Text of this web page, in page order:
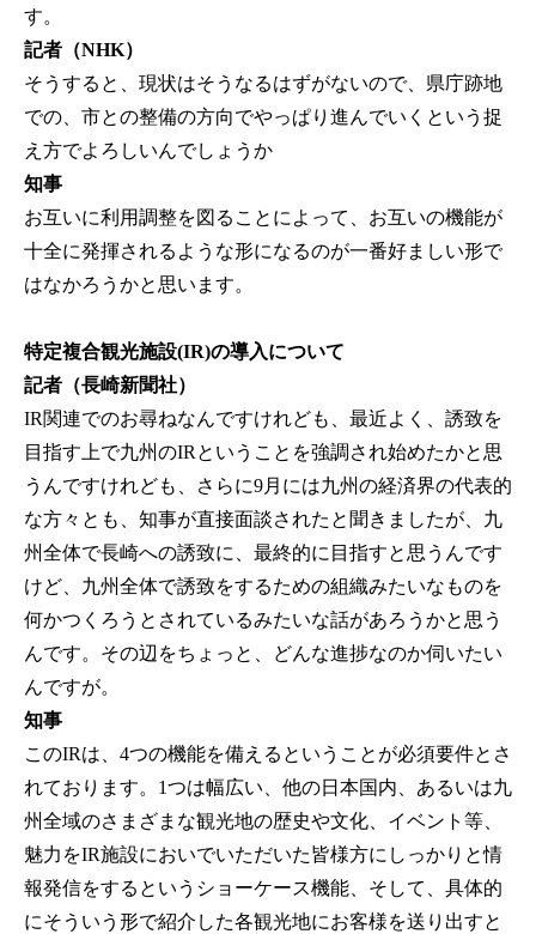
す。
記者（NHK）
そうすると、現状はそうなるはずがないので、県庁跡地
での、市との整備の方向でやっぱり進んでいくという捉
え方でよろしいんでしょうか
知事
お互いに利用調整を図ることによって、お互いの機能が
十全に発揮されるような形になるのが一番好ましい形で
はなかろうかと思います。
特定複合観光施設(IR)の導入について
記者（長崎新聞社）
IR関連でのお尋ねなんですけれども、最近よく、誘致を
目指す上で九州のIRということを強調され始めたかと思
うんですけれども、さらに9月には九州の経済界の代表的
な方々とも、知事が直接面談されたと聞きましたが、九
州全体で長崎への誘致に、最終的に目指すと思うんです
けど、九州全体で誘致をするための組織みたいなものを
何かつくろうとされているみたいな話があろうかと思う
んです。その辺をちょっと、どんな進捗なのか伺いたい
んですが。
知事
このIRは、4つの機能を備えるということが必須要件とさ
れております。1つは幅広い、他の日本国内、あるいは九
州全域のさまざまな観光地の歴史や文化、イベント等、
魅力をIR施設においでいただいた皆様方にしっかりと情
報発信をするというショーケース機能、そして、具体的
にそういう形で紹介した各観光地にお客様を送り出すと